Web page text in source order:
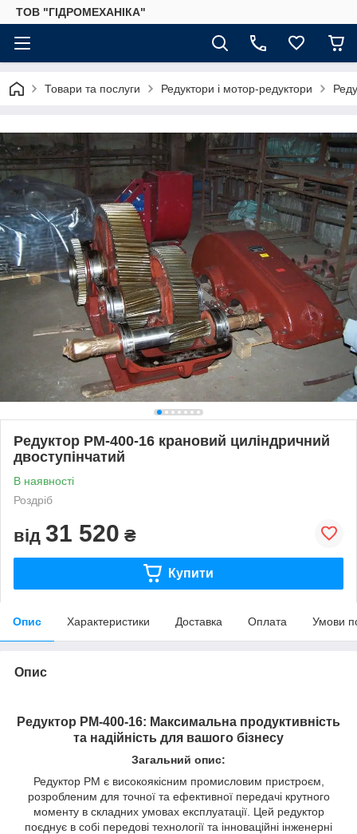
ТОВ "ГІДРОМЕХАНІКА"
Товари та послуги Редуктори і мотор-редуктори
Редуктор РМ-400-16 крановий циліндричний
двоступінчатий
В наявності
Роздріб
від 31 520 ₴
Купити
Опис Характеристики Доставка Оплата Умови
Опис
Редуктор РМ-400-16: Максимальна продуктивність
та надійність для вашого бізнесу
Загальний опис:
Редуктор РМ є високоякісним промисловим пристроєм,
розробленим для точної та ефективної передачі крутного
моменту в складних умовах експлуатації. Цей редуктор
поєднує в собі передові технології та інноваційні інженерні